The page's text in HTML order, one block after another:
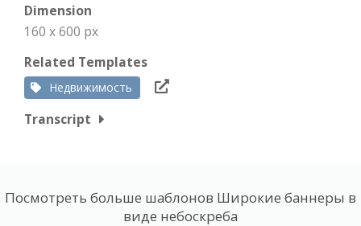
Dimension
160 x 600 px
Related Templates
Недвижимость
Transcript
Посмотреть больше шаблонов Широкие баннеры в
виде небоскреба